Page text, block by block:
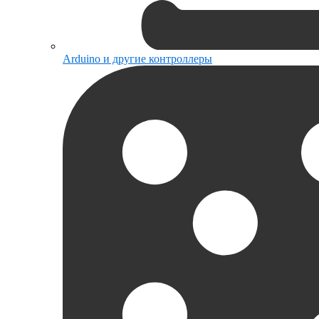
Arduino и другие контроллеры